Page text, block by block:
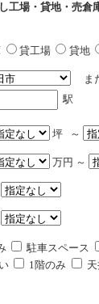
工場・貸地・売倉
貸工場 貸地
ま
駅
坪 ～
万円 ～
駐車スペース
1階のみ